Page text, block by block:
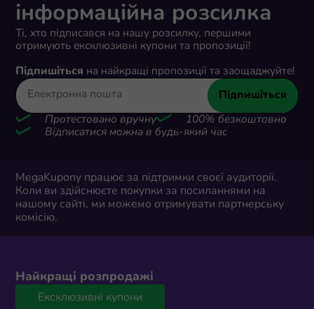
інформаційна розсилка
Ті, хто підписався на нашу розсилку, першими
отримують ексклюзивні купони та пропозиції!
Підпишіться на найкращі пропозиції та заощаджуйте!
Підпишіться
Протестовано вручну
100% безкоштовно
Відписатися можна в будь-який час
MegaKupony працює за підтримки своєї аудиторії.
Коли ви здійснюєте покупки за посиланнями на
нашому сайті, ми можемо отримувати партнерську
комісію.
Найкращі розпродажі
Ексклюзивні купони